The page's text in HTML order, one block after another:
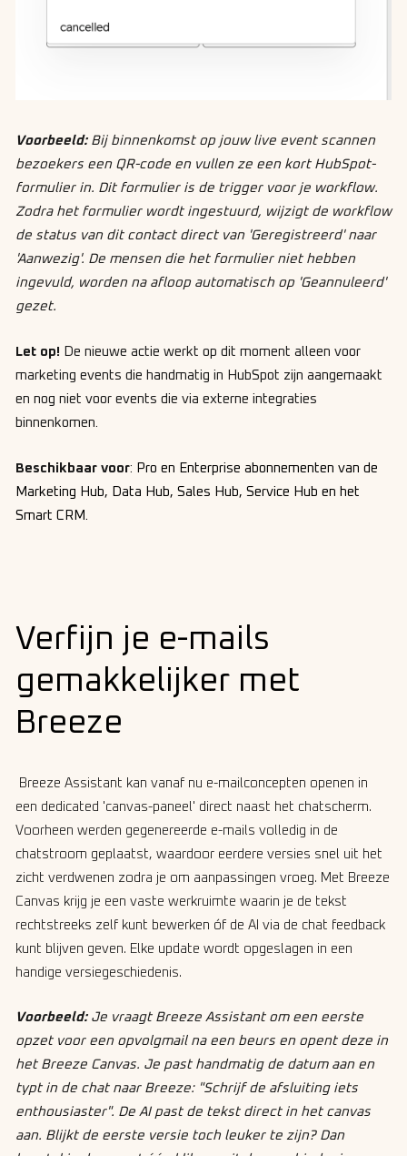
Voorbeeld: Bij binnenkomst op jouw live event scannen
bezoekers een QR-code en vullen ze een kort HubSpot-
formulier in. Dit formulier is de trigger voor je workflow.
Zodra het formulier wordt ingestuurd, wijzigt de workflow
de status van dit contact direct van 'Geregistreerd' naar
'Aanwezig'. De mensen die het formulier niet hebben
ingevuld, worden na afloop automatisch op 'Geannuleerd'
gezet.
Let op! De nieuwe actie werkt op dit moment alleen voor
marketing events die handmatig in HubSpot zijn aangemaakt
en nog niet voor events die via externe integraties
binnenkomen.
Beschikbaar voor: Pro en Enterprise abonnementen van de
Marketing Hub, Data Hub, Sales Hub, Service Hub en het
Smart CRM.
Verfijn je e-mails
gemakkelijker met
Breeze
Breeze Assistant kan vanaf nu e-mailconcepten openen in
een dedicated 'canvas-paneel' direct naast het chatscherm.
Voorheen werden gegenereerde e-mails volledig in de
chatstroom geplaatst, waardoor eerdere versies snel uit het
zicht verdwenen zodra je om aanpassingen vroeg. Met Breeze
Canvas krijg je een vaste werkruimte waarin je de tekst
rechtstreeks zelf kunt bewerken óf de AI via de chat feedback
kunt blijven geven. Elke update wordt opgeslagen in een
handige versiegeschiedenis.
Voorbeeld: Je vraagt Breeze Assistant om een eerste
opzet voor een opvolgmail na een beurs en opent deze in
het Breeze Canvas. Je past handmatig de datum aan en
typt in de chat naar Breeze: "Schrijf de afsluiting iets
enthousiaster". De AI past de tekst direct in het canvas
aan. Blijkt de eerste versie toch leuker te zijn? Dan